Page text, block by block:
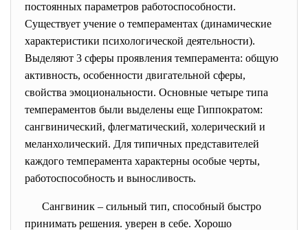
постоянных параметров работоспособности.
Существует учение о темпераментах (динамические
характеристики психологической деятельности).
Выделяют 3 сферы проявления темперамента: общую
активность, особенности двигательной сферы,
свойства эмоциональности. Основные четыре типа
темпераментов были выделены еще Гиппократом:
сангвинический, флегматический, холерический и
меланхолический. Для типичных представителей
каждого темперамента характерны особые черты,
работоспособность и выносливость.
Сангвиник – сильный тип, способный быстро
принимать решения. уверен в себе. Хорошо